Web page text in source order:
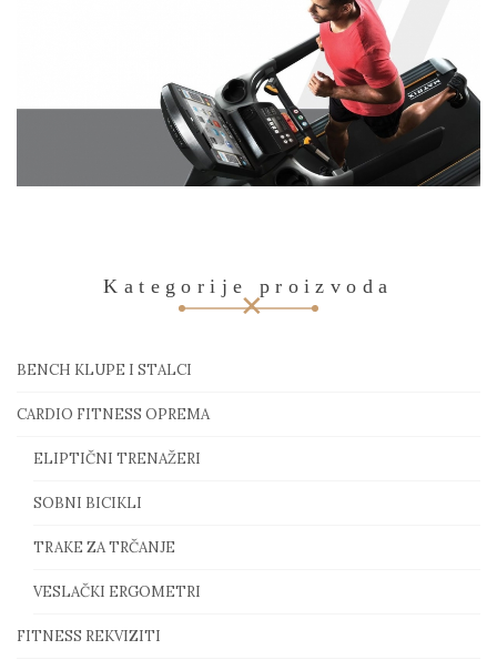
Kategorije proizvoda
BENCH KLUPE I STALCI
CARDIO FITNESS OPREMA
ELIPTIČNI TRENAŽERI
SOBNI BICIKLI
TRAKE ZA TRČANJE
VESLAČKI ERGOMETRI
FITNESS REKVIZITI